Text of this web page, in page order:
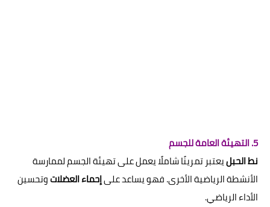
5. التهيئة العامة للجسم
نط الحبليعتبر تمرينًا شاملًا يعمل على تهيئة الجسم لممارسة
الأنشطة الرياضية الأخرى. فهو يساعد علىإحماء العضلاتوتحسين
الأداء الرياضي.